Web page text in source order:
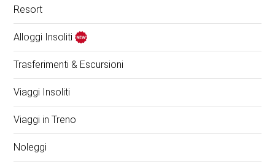
Resort
Alloggi Insoliti
Trasferimenti & Escursioni
Viaggi Insoliti
Viaggi in Treno
Noleggi